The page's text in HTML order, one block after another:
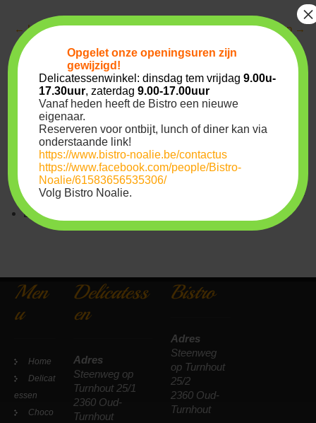
Post
navigation
←Lauwwarme salade met gegrilde kip Tomatenroomsoep →
Archives
juli 2022
maart 2020
Meta
Login
Men
u
Home
Delicat
essen
Choco
Delicatess
en
Adres
Steenweg op
Turnhout 25/1
2360 Oud-
Turnhout
Bistro
Adres
Steenweg
op Turnhout
25/2
2360 Oud-
Turnhout
Opgelet onzeopeningsuren zijn
gewijzigd!
Delicatessenwinkel: dinsdag tem vrijdag9.00u-
17.30uur, zaterdag9.00-17.00uur
Vanaf heden heeft de Bistro een nieuwe
eigenaar.
Reserveren voor ontbijt, lunch of diner kan via
onderstaande link!
https://www.bistro-noalie.be/contactus
https://www.facebook.com/people/Bistro-
Noalie/61583656535306/
Volg Bistro Noalie.
×